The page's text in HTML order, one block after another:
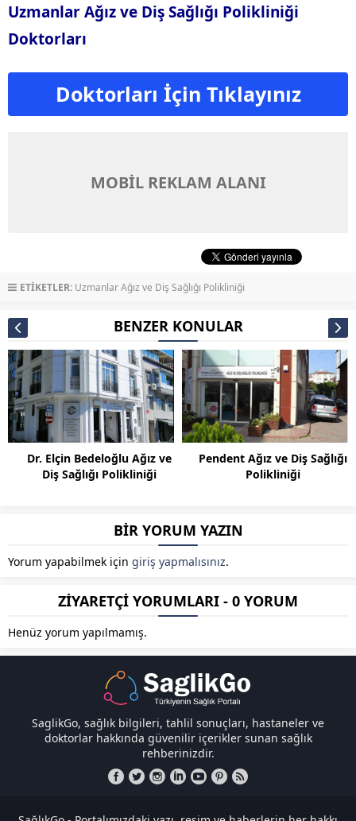
Uzmanlar Ağız ve Diş Sağlığı Polikliniği
Doktorları
Doktorları İçin Tıklayınız
MOBİL REKLAM ALANI
ETİKETLER: Uzmanlar Ağız ve Diş Sağlığı Polikliniği
BENZER KONULAR
Dr. Elçin Bedeloğlu Ağız ve
Diş Sağlığı Polikliniği
Pendent Ağız ve Diş Sağlığı
Polikliniği
BİR YORUM YAZIN
Yorum yapabilmek için giriş yapmalısınız.
ZİYARETÇİ YORUMLARI - 0 YORUM
Henüz yorum yapılmamış.
SaglikGo, sağlık bilgileri, tahlil sonuçları, hastaneler ve
doktorlar hakkında güvenilir içerikler sunan sağlık
rehberinizdir.